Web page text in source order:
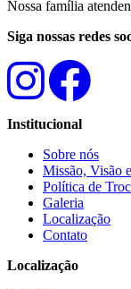
Nossa família
Siga nossas redes
Institucional
Sobre nós
Missão, Visão
Política de
Galeria
Localização
Contato
Localização